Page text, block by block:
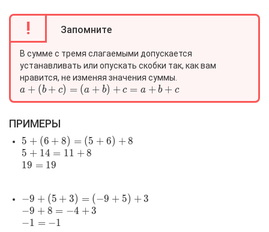
!
Запомните
В сумме с тремя слагаемыми допускается
устанавливать или опускать скобки так, как вам
нравится, не изменяя значения суммы.
a+(b+c)=
(a+b)+c=a+b+c
a + (b + c) = (a + b) + c = a + b + c
ПРИМЕРЫ
5+
(6+8)=
(5+6)+8
5 + (6 + 8) = (5 + 6) +8
5+14=11+8
5 + 14 = 11 +8
19=19
19 = 19
-9+
(5+3)=
(-9+5)+3
−9 + (5 + 3) = (−9 + 5) +3
-9+8=-4+3
−9 + 8 = −4 +3
-1=-1
−1 = −1